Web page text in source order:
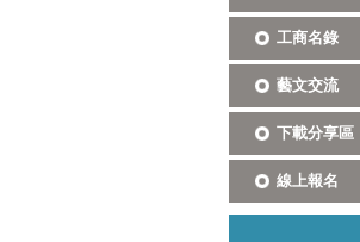
工商名錄
藝文交流
下載分享區
線上報名